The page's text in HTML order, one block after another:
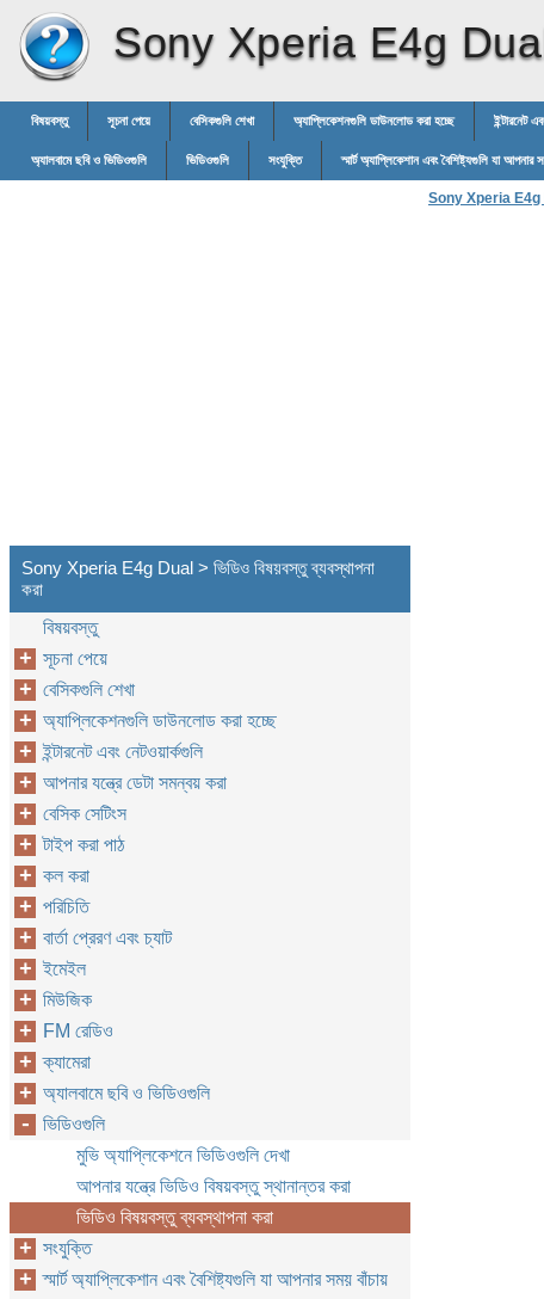
Sony Xperia E4g
বিষয়বস্তু সূচনা পেয়ে বেসিকগুলি শেখা অ্যাপ্লিকেশনগুলি ডাউনলোড করা হচ্ছে ইন্টারনেট
অ্যালবামে ছবি ও ভিডিওগুলি ভিডিওগুলি সংযুক্তি স্মার্ট অ্যাপ্লিকেশান এবং বৈশিষ্ট্যগুলি যা আপনার
Sony Xperia E4g
Sony Xperia E4g Dual > ভিডিও বিষয়বস্তু ব্যবস্থাপনা
করা
বিষয়বস্তু
সূচনা পেয়ে
বেসিকগুলি শেখা
অ্যাপ্লিকেশনগুলি ডাউনলোড করা হচ্ছে
ইন্টারনেট এবং নেটওয়ার্কগুলি
আপনার যন্ত্রে ডেটা সমন্বয় করা
বেসিক সেটিংস
টাইপ করা পাঠ
কল করা
পরিচিতি
বার্তা প্রেরণ এবং চ্যাট
ইমেইল
মিউজিক
FM রেডিও
ক্যামেরা
অ্যালবামে ছবি ও ভিডিওগুলি
ভিডিওগুলি
মুভি অ্যাপ্লিকেশনে ভিডিওগুলি দেখা
আপনার যন্ত্রে ভিডিও বিষয়বস্তু স্থানান্তর করা
ভিডিও বিষয়বস্তু ব্যবস্থাপনা করা
সংযুক্তি
স্মার্ট অ্যাপ্লিকেশান এবং বৈশিষ্ট্যগুলি যা আপনার সময় বাঁচায়